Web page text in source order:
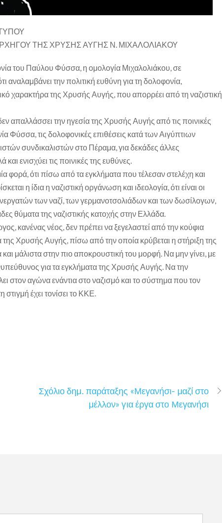
ΤΗΣ ΧΡΥΣΗΣ ΑΥΓΗΣ Ν. ΜΙΧΑΛΟΛΙΑΚΟΥ
του Παύλου Φύσσα, η ομολογία Μιχαλολιάκου, σε
αναλαμβάνει την πολιτική ευθύνη για τη δολοφονία,
χαρακτήρα της Χρυσής Αυγής, που απορρέει από τη ναζιστική
απαλλάσσει την ηγεσία της Χρυσής Αυγής από τις ποινικές
Φύσσα, τις δολοφονικές επιθέσεις κατά των Αιγύπτιων
συνδικαλιστών στο Πέραμα, για δεκάδες άλλες
ενισχύει τις ποινικές της ευθύνες.
φορά, ότι πίσω από τα εγκλήματα που τέλεσαν στελέχη και
η ίδια η ναζιστική οργάνωση και ιδεολογία, ότι είναι οι
των ναζί, των γερμανοτσολιάδων και των δωσίλογων,
θύματα της ναζιστικής κατοχής στην Ελλάδα.
κανένας νέος, δεν πρέπει να ξεγελαστεί από την κούφια
της Χρυσής Αυγής, πίσω από την οποία κρύβεται η στήριξη της
μάλιστα στην πιο αποκρουστική του μορφή. Να μην γίνει, με
για τα εγκλήματα της Χρυσής Αυγής. Να την
στον αγώνα ενάντια στο ναζισμό και το σύστημα που τον
έχει τονίσει το ΚΚΕ.
Σχόλιο δημ. παράταξης «Μεγανήσι- μαζί στο
μέλλον» για έργα στο Μεγανήσι